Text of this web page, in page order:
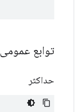
توابع عمومی
حداکثر